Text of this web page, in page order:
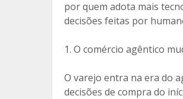
por quem adota mais
decisões feitas por
1. O comércio agêntico
O varejo entra na era do
decisões de compra do